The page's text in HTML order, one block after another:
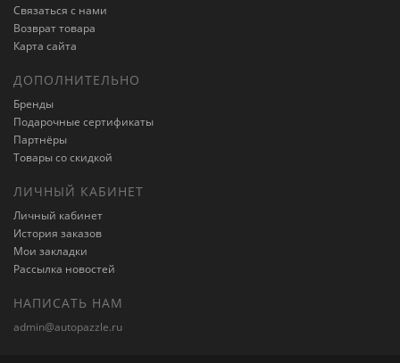
Связаться с нами
Возврат товара
Карта сайта
ДОПОЛНИТЕЛЬНО
Бренды
Подарочные сертификаты
Партнёры
Товары со скидкой
ЛИЧНЫЙ КАБИНЕТ
Личный кабинет
История заказов
Мои закладки
Рассылка новостей
НАПИСАТЬ НАМ
admin@autopazzle.ru